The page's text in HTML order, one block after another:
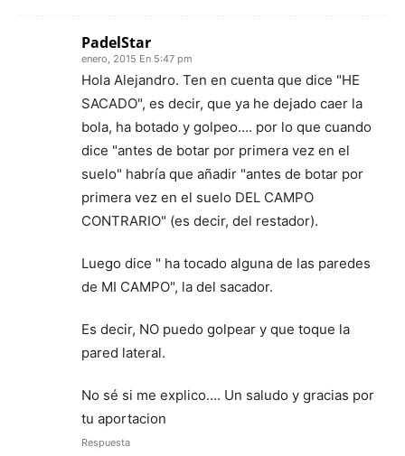
PadelStar
enero, 2015 En 5:47 pm
Hola Alejandro. Ten en cuenta que dice "HE
SACADO", es decir, que ya he dejado caer la
bola, ha botado y golpeo…. por lo que cuando
dice "antes de botar por primera vez en el
suelo" habría que añadir "antes de botar por
primera vez en el suelo DEL CAMPO
CONTRARIO" (es decir, del restador).
Luego dice " ha tocado alguna de las paredes
de MI CAMPO", la del sacador.
Es decir, NO puedo golpear y que toque la
pared lateral.
No sé si me explico…. Un saludo y gracias por
tu aportacion
Respuesta